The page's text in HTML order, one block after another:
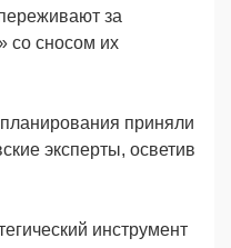
за
со сносом их
приняли
эксперты, осветив
инструмент